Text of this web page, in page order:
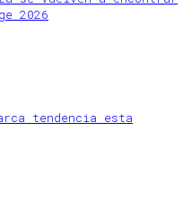
2026
tendencia esta